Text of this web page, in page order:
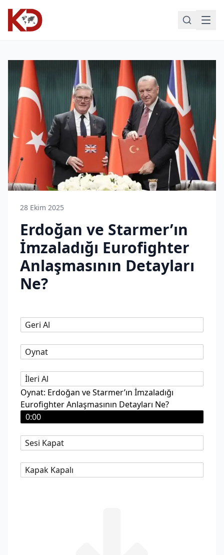
28 Ekim 2025
Erdoğan ve Starmer’ın
İmzaladığı Eurofighter
Anlaşmasının Detayları
Ne?
Geri Al
Oynat
İleri Al
Oynat: Erdoğan ve Starmer’ın İmzaladığı
Eurofighter Anlaşmasının Detayları Ne?
0:00
Sesi Kapat
Kapak Kapalı